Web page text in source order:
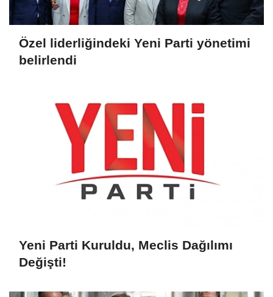
Özel liderliğindeki Yeni Parti yönetimi
belirlendi
Yeni Parti Kuruldu, Meclis Dağılımı
Değişti!